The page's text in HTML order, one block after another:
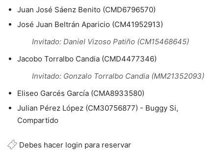
Juan José Sáenz Benito (CMD6796570)
José Juan Beltrán Aparicio (CM41952913)
Invitado: Daniel Vizoso Patiño (CM15468645)
Jacobo Torralbo Candia (CMD4477346)
Invitado: Gonzalo Torralbo Candia (MM21352093)
Eliseo Garcés García (CMA8933580)
Julian Pérez López (CM30756877) - Buggy Si,
Compartido
Debes hacer login para reservar